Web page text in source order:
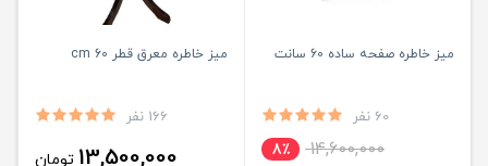
میز خاطره صفحه ساده 60 سانت
60 نفر
14,600,000 8٪
میز خاطره معرق قطر 60 cm
166 نفر
13,500,000 تومان